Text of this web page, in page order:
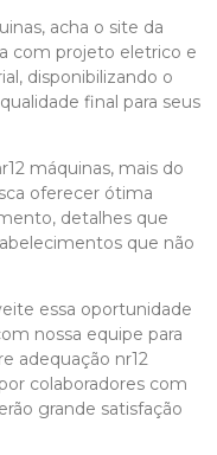
, acha o site da
com projeto eletrico e
disponibilizando o
final para seus
máquinas, mais do
oferecer ótima
detalhes que
que não
essa oportunidade
nossa equipe para
adequação nr12
colaboradores com
grande satisfação